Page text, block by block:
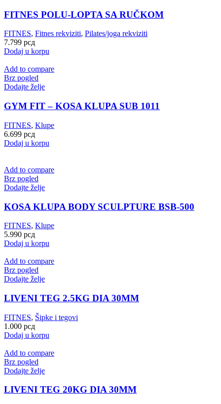
FITNES POLU-LOPTA SA RUČKOM
FITNES, Fitnes rekviziti, Pilates/joga rekviziti
7.799 рсд
Dodaj u korpu
Add to compare
Brz pogled
Dodajte želje
GYM FIT – KOSA KLUPA SUB 1011
FITNES, Klupe
6.699 рсд
Dodaj u korpu
Add to compare
Brz pogled
Dodajte želje
KOSA KLUPA BODY SCULPTURE BSB-500
FITNES, Klupe
5.990 рсд
Dodaj u korpu
Add to compare
Brz pogled
Dodajte želje
LIVENI TEG 2.5KG DIA 30MM
FITNES, Šipke i tegovi
1.000 рсд
Dodaj u korpu
Add to compare
Brz pogled
Dodajte želje
LIVENI TEG 20KG DIA 30MM